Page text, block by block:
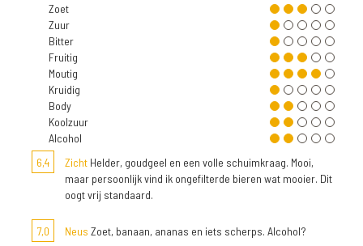
Zoet
Zuur
Bitter
Fruitig
Moutig
Kruidig
Body
Koolzuur
Alcohol
6,4
Zicht Helder, goudgeel en een volle schuimkraag. Mooi,
maar persoonlijk vind ik ongefilterde bieren wat mooier. Dit
oogt vrij standaard.
7,0 Neus Zoet, banaan, ananas en iets scherps. Alcohol?